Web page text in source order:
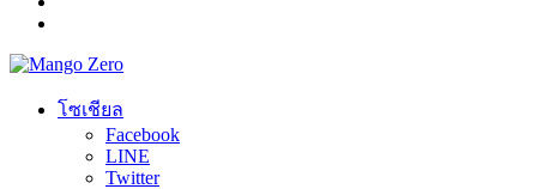
โซเชียล
Facebook
LINE
Twitter